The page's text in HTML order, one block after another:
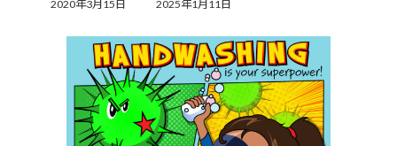
2020年3月15日
最
更
新
日
時
:
2025年1月11日